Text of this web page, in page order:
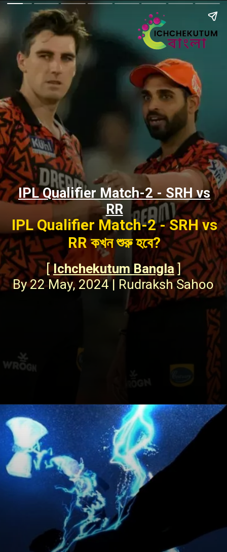
[Ichchekutum Bangla]
By 22 May, 2024 | Rudraksh Sahoo
IPL Qualifier Match-2 - SRH vs
RR কখন শুরু হবে?
IPL Qualifier Match-2 - SRH vs
RR